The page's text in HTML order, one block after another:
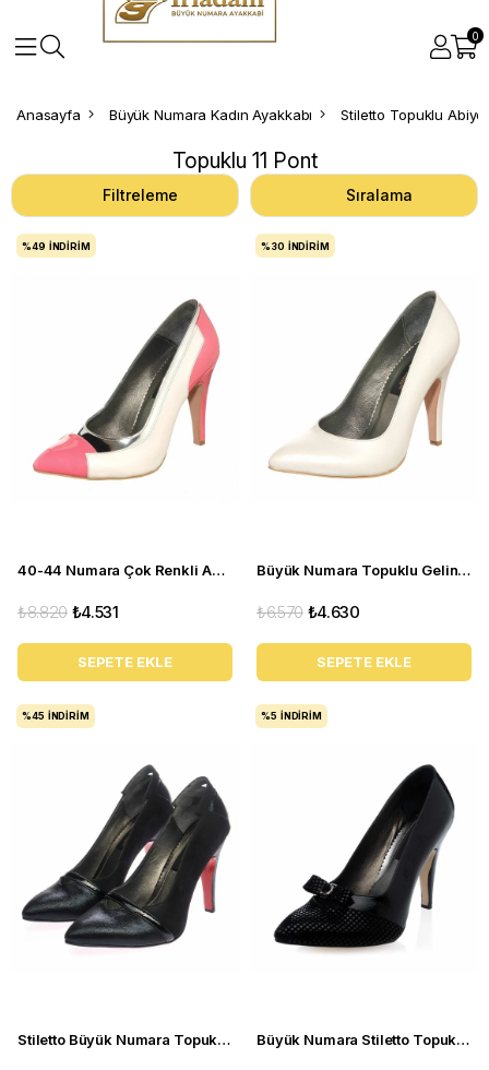
0
Anasayfa Büyük Numara Kadın Ayakkabı Stiletto Topuklu Abiye
Topuklu 11 Pont
Filtreleme Sıralama
40-44 Numara Çok Renkli Abiye Kadın Stiletto Ayakkabı KDR1020
₺4.531
₺8.820
SEPETE EKLE
%49 İNDIRIM
Büyük Numara Topuklu Gelin Ayakkabısı KDR1056 Sedef
₺4.630
₺6.570
SEPETE EKLE
%30 İNDIRIM
Stiletto Büyük Numara Topuklu Abiye Kadın Ayakkabı 190333 Siyah
%45 İNDIRIM
Büyük Numara Stiletto Topuklu Ayakkabı 190330 Siyah
%5 İNDIRIM